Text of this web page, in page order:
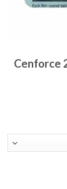
Cenforce